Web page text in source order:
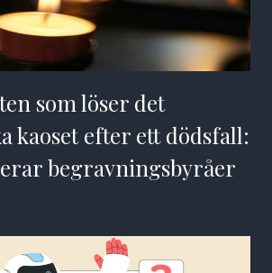
som löser det
kaoset efter ett dödsfall:
begravningsbyråer